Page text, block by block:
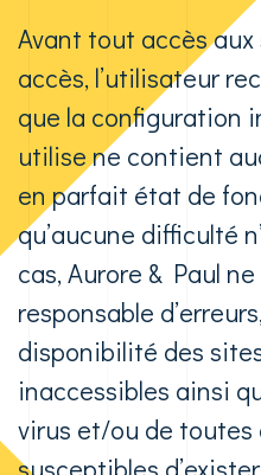
Avant tout accès
accès, l’utilisateur
que la configuration
utilise ne contient
en parfait état de
qu’aucune difficulté
cas, Aurore & Paul
responsable
disponibilité des
inaccessibles ainsi
virus et/ou de